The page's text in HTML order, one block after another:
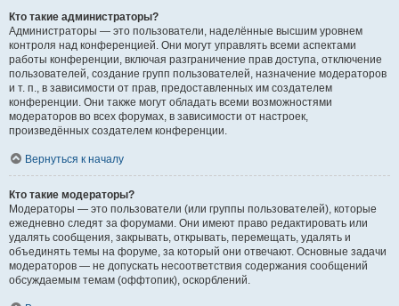
Кто такие администраторы?
Администраторы — это пользователи, наделённые высшим уровнем
контроля над конференцией. Они могут управлять всеми аспектами
работы конференции, включая разграничение прав доступа, отключение
пользователей, создание групп пользователей, назначение модераторов
и т. п., в зависимости от прав, предоставленных им создателем
конференции. Они также могут обладать всеми возможностями
модераторов во всех форумах, в зависимости от настроек,
произведённых создателем конференции.
Вернуться к началу
Кто такие модераторы?
Модераторы — это пользователи (или группы пользователей), которые
ежедневно следят за форумами. Они имеют право редактировать или
удалять сообщения, закрывать, открывать, перемещать, удалять и
объединять темы на форуме, за который они отвечают. Основные задачи
модераторов — не допускать несоответствия содержания сообщений
обсуждаемым темам (оффтопик), оскорблений.